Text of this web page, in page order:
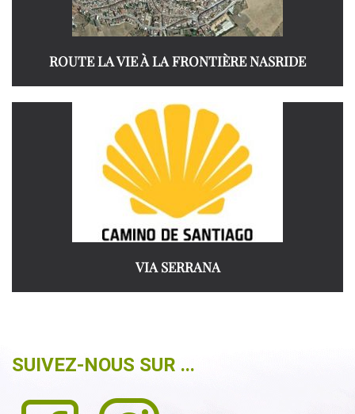
ROUTE LA VIE À LA FRONTIÈRE NASRIDE
VIA SERRANA
SUIVEZ-NOUS SUR ...